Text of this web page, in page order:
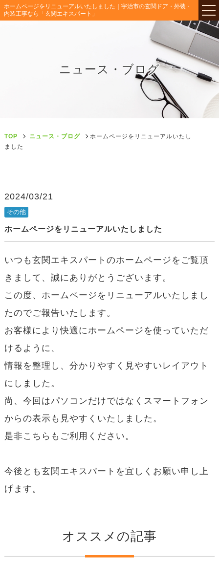
ホームページをリニューアルいたしました｜宇治市の玄関ドア・外装・
内装工事なら「玄関エキスパート」
ニュース・ブログ
TOP ニュース・ブログ
ホームページをリニューアルいたし
ました
2024/03/21
その他
ホームページをリニューアルいたしました
いつも玄関エキスパートのホームページをご覧頂
きまして、誠にありがとうございます。
この度、ホームページをリニューアルいたしまし
たのでご報告いたします。
お客様により快適にホームページを使っていただ
けるように、
情報を整理し、分かりやすく見やすいレイアウト
にしました。
尚、今回はパソコンだけではなくスマートフォン
からの表示も見やすくいたしました。
是非こちらもご利用ください。
今後とも玄関エキスパートを宜しくお願い申し上
げます。
オススメの記事